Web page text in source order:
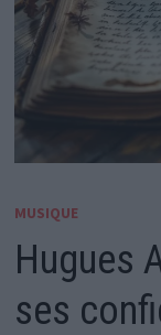
MUSIQUE
Hugues
ses